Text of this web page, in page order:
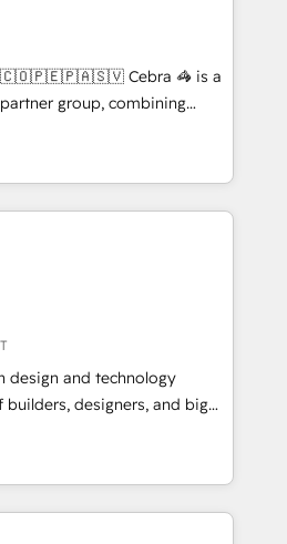
team designs solutions
boost performance, and
🌍 Highlights •
2012 • 2022 EMEA Impact
industries • Proprietary
• Multilingual team:
Cebra 🦓 is a
group, combining
and media expertise across
Europe, with teams
in Chile, we combine local
reach to help businesses
building end-to-end
CRM, AI automation, inbound
and digital creativity.
in Spanish, Portuguese,
strategies that drive
Top 3 Partner of the Year
2025. • Partner of the Year
design and technology
designers, and big
design, and
by curiosity—to turn
challenges into meaningful
is more than just